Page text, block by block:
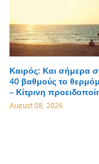
Καιρός: Και σήμερα
40 βαθμούς το
– Κίτρινη
August 08, 2026